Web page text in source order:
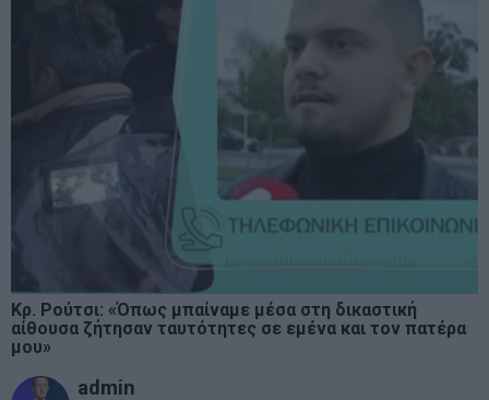
Κρ. Ρούτσι: «Όπως μπαίναμε μέσα στη δικαστική
αίθουσα ζήτησαν ταυτότητες σε εμένα και τον πατέρα
μου»
admin